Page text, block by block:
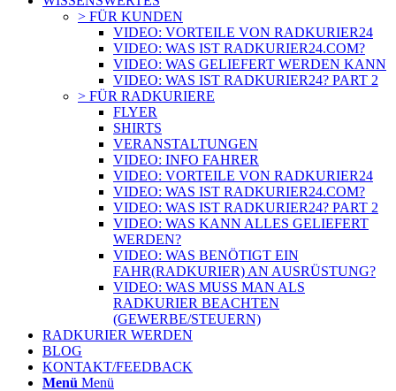
> FÜR KUNDEN
VIDEO: VORTEILE VON RADKURIER24
VIDEO: WAS IST RADKURIER24.COM?
VIDEO: WAS GELIEFERT WERDEN KANN
VIDEO: WAS IST RADKURIER24? PART 2
> FÜR RADKURIERE
FLYER
SHIRTS
VERANSTALTUNGEN
VIDEO: INFO FAHRER
VIDEO: VORTEILE VON RADKURIER24
VIDEO: WAS IST RADKURIER24.COM?
VIDEO: WAS IST RADKURIER24? PART 2
VIDEO: WAS KANN ALLES GELIEFERT
WERDEN?
VIDEO: WAS BENÖTIGT EIN
FAHR(RADKURIER) AN AUSRÜSTUNG?
VIDEO: WAS MUSS MAN ALS
RADKURIER BEACHTEN
(GEWERBE/STEUERN)
RADKURIER WERDEN
BLOG
KONTAKT/FEEDBACK
Menü Menü